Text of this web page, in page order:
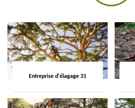
Entreprise d'élagage 31